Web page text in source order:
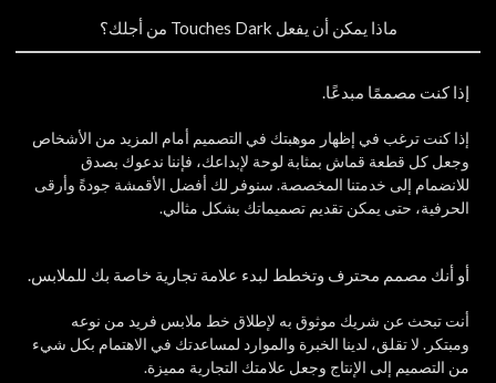
ماذا يمكن أن يفعل Touches Dark من أجلك؟
إذا كنت مصممًا مبدعًا.
إذا كنت ترغب في إظهار موهبتك في التصميم أمام المزيد من الأشخاص
وجعل كل قطعة قماش بمثابة لوحة لإبداعك، فإننا ندعوك بصدق
للانضمام إلى خدمتنا المخصصة. سنوفر لك أفضل الأقمشة جودةً وأرقى
الحرفية، حتى يمكن تقديم تصميماتك بشكل مثالي.
أو أنك مصمم محترف وتخطط لبدء علامة تجارية خاصة بك للملابس.
أنت تبحث عن شريك موثوق به لإطلاق خط ملابس فريد من نوعه
ومبتكر. لا تقلق، لدينا الخبرة والموارد لمساعدتك في الاهتمام بكل شيء
من التصميم إلى الإنتاج وجعل علامتك التجارية مميزة.